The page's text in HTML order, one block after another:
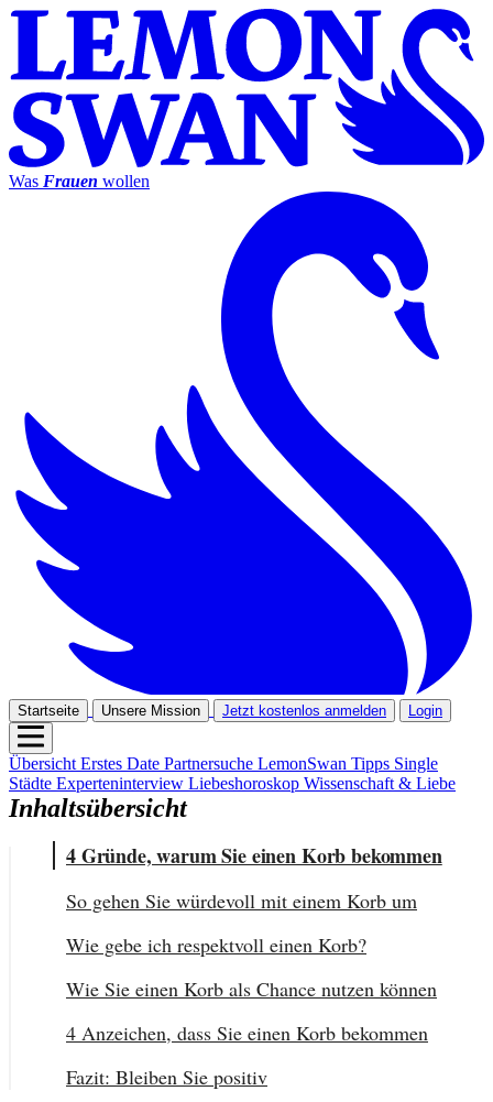
Was Frauen wollen
Startseite Unsere Mission Jetzt kostenlos anmelden Login
ÜbersichtErstes Date Partnersuche LemonSwan Tipps Single
Städte Experteninterview Liebeshoroskop Wissenschaft & Liebe
Inhaltsübersicht
4 Gründe, warum Sie einen Korb bekommen
So gehen Sie würdevoll mit einem Korb um
Wie gebe ich respektvoll einen Korb?
Wie Sie einen Korb als Chance nutzen können
4 Anzeichen, dass Sie einen Korb bekommen
Fazit: Bleiben Sie positiv